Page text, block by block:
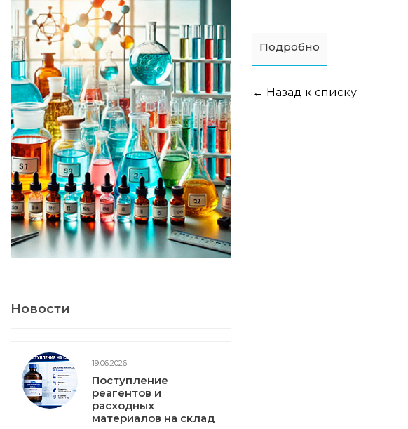
Новости
19.06.2026
Поступление
реагентов и
расходных
материалов на склад
Подробно
← Назад к списку